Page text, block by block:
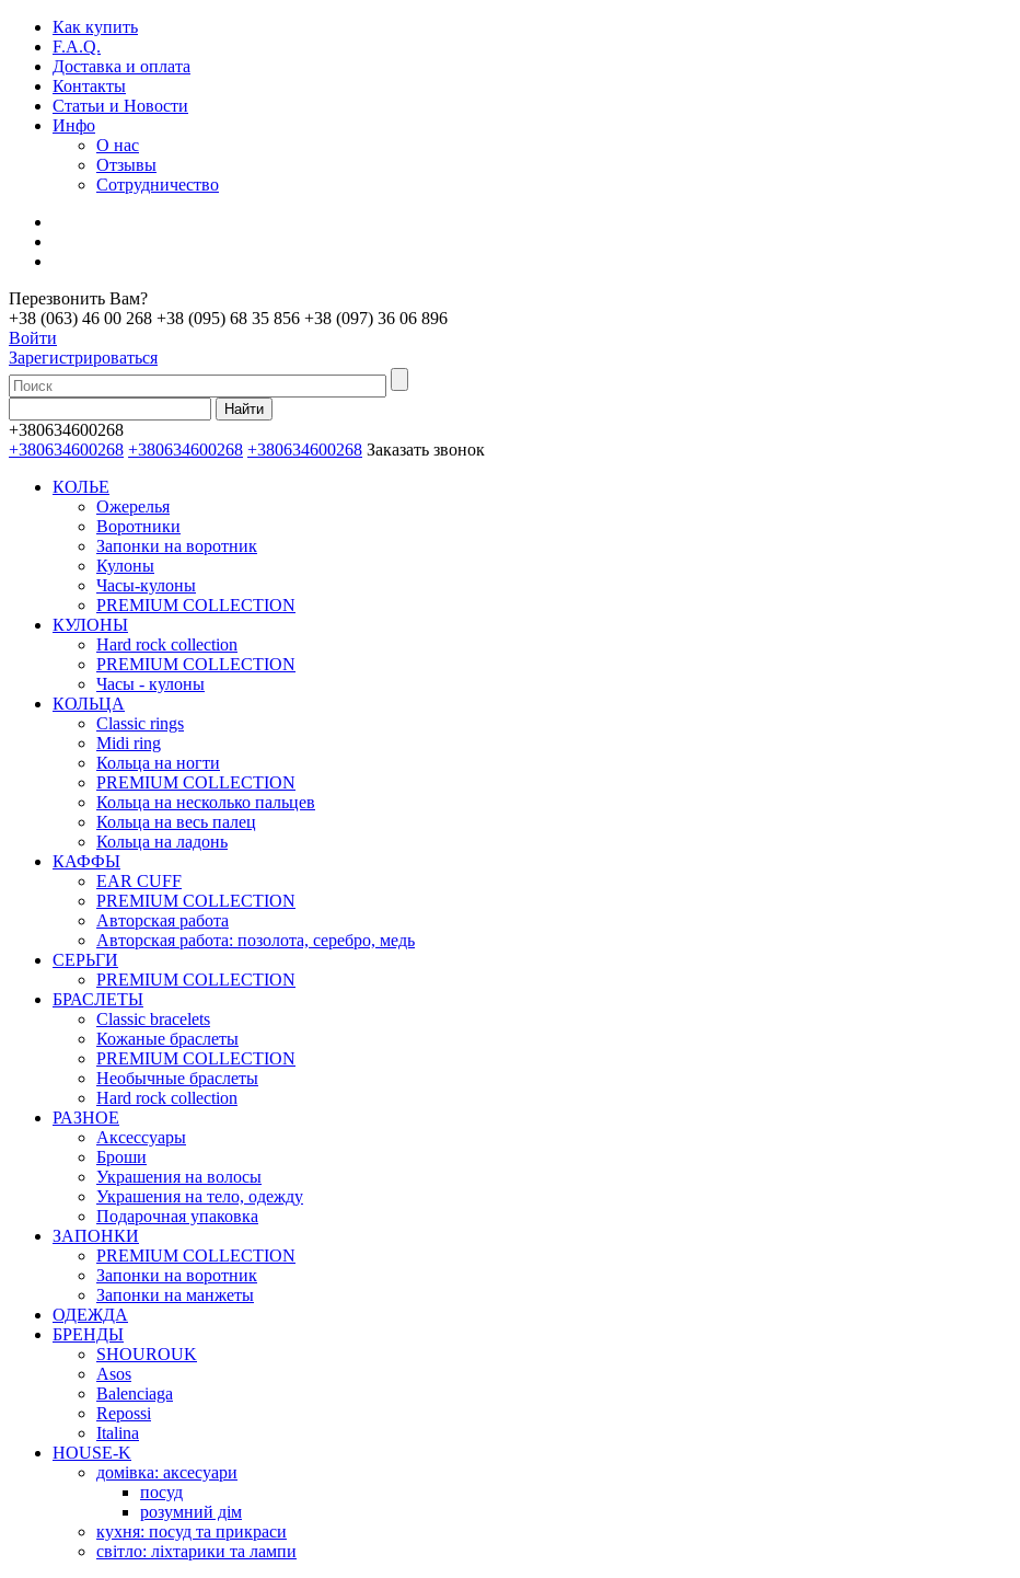
Как купить
F.A.Q.
Доставка и оплата
Контакты
Статьи и Новости
Инфо
О нас
Отзывы
Сотрудничество
Перезвонить Вам?
+38 (063) 46 00 268 +38 (095) 68 35 856 +38 (097) 36 06 896
Войти
Зарегистрироваться
+380634600268
+380634600268 +380634600268 +380634600268 Заказать звонок
КОЛЬЕ
Ожерелья
Воротники
Запонки на воротник
Кулоны
Часы-кулоны
PREMIUM COLLECTION
КУЛОНЫ
Hard rock collection
PREMIUM COLLECTION
Часы - кулоны
КОЛЬЦА
Classic rings
Midi ring
Кольца на ногти
PREMIUM COLLECTION
Кольца на несколько пальцев
Кольца на весь палец
Кольца на ладонь
КАФФЫ
EAR CUFF
PREMIUM COLLECTION
Авторская работа
Авторская работа: позолота, серебро, медь
СЕРЬГИ
PREMIUM COLLECTION
БРАСЛЕТЫ
Classic bracelets
Кожаные браслеты
PREMIUM COLLECTION
Необычные браслеты
Hard rock collection
РАЗНОЕ
Аксессуары
Броши
Украшения на волосы
Украшения на тело, одежду
Подарочная упаковка
ЗАПОНКИ
PREMIUM COLLECTION
Запонки на воротник
Запонки на манжеты
ОДЕЖДА
БРЕНДЫ
SHOUROUK
Asos
Balenciaga
Repossi
Italina
HOUSE-K
домівка: аксесуари
посуд
розумний дім
кухня: посуд та прикраси
світло: ліхтарики та лампи